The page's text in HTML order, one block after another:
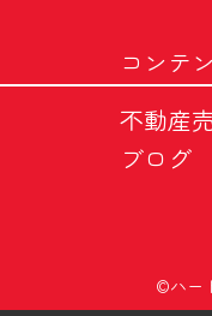
コンテ
不動産
ブログ
©ハー